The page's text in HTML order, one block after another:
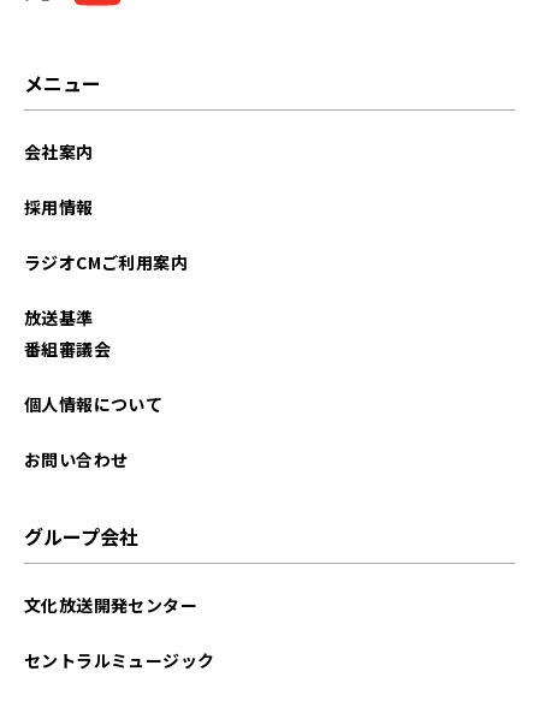
2021年09月
メニュー
会社案内
採用情報
ラジオCMご利用案内
放送基準
番組審議会
個人情報について
お問い合わせ
グループ会社
文化放送開発センター
セントラルミュージック